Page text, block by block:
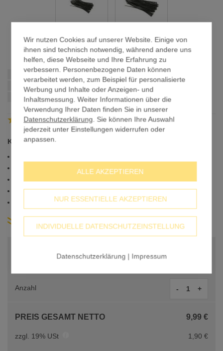
Wir nutzen Cookies auf unserer Website. Einige von
ihnen sind technisch notwendig, während andere uns
helfen, diese Webseite und Ihre Erfahrung zu
verbessern. Personenbezogene Daten können
verarbeitet werden, zum Beispiel für personalisierte
Werbung und Inhalte oder Anzeigen- und
Inhaltsmessung. Weiter Informationen über die
Verwendung Ihrer Daten finden Sie in unserer
Datenschutzerklärung. Sie können Ihre Auswahl
jederzeit unter Einstellungen widerrufen oder
anpassen.
ALLE AKZEPTIEREN
INDIVIDUELLE DATENSCHUTZEINSTELLUNG
NUR ESSENTIELLE AKZEPTIEREN
Datenschutzerklärung | Impressum
Anfang
Bildergalerie
springen
Schnellstmögliche Lieferung:
wenn Sie innerhalb vonbestellen
4.82/5 Trusted Shops
Kabelbinder zum befestigen von Bannern.
Kunststoff: Polyamid 6.6
VPE: 100 Stück
weitere Produkt-Infos
Anzahl - +
PREIS GESAMT NETTO 9,99 €
zzgl. 19% USt 1,90 €